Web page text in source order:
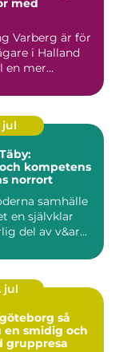
med
Varberg är för
i Halland
en mer...
jul
kompetens
norrort
samhälle
en självklar
del av v&ar...
jul
så
en smidig och
gruppresa